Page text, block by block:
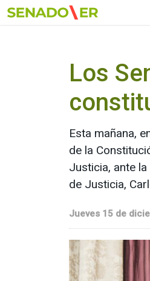
Ir al menú principal
Los
Esta mañana,
de la
Justicia, ante
de Justicia,
Jueves 15 de